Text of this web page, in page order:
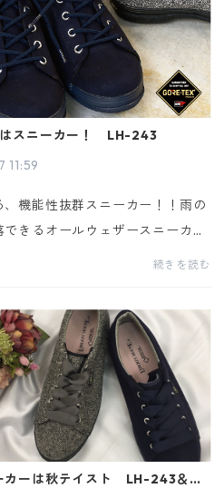
スニーカー！ LH-243
11:59
、機能性抜群スニーカー！！雨の
できるオールウェザースニーカ
カラー・ネイビー・ホワイト／
品詳細・幅：3E相当・HEEL：
続きを読む
カーは秋テイスト LH-243＆定